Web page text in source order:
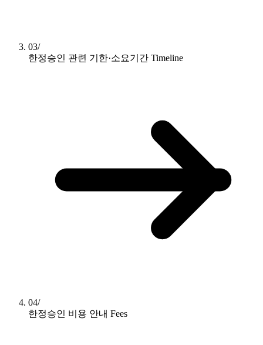
03/
한정승인 관련 기한·소요기간 Timeline
04/
한정승인 비용 안내 Fees